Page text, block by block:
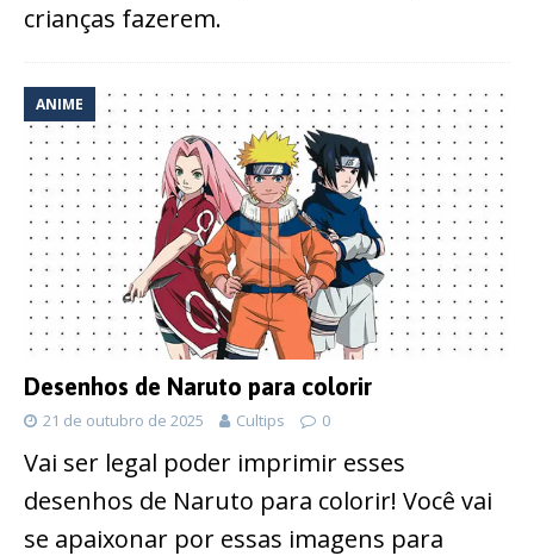
crianças fazerem.
ANIME
Desenhos de Naruto para colorir
21 de outubro de 2025 Cultips 0
Vai ser legal poder imprimir esses
desenhos de Naruto para colorir! Você vai
se apaixonar por essas imagens para